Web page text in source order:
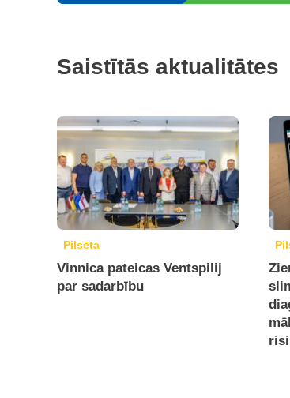
Saistītās aktualitātes
Pilsēta
Vinnica pateicas Ventspilij
par sadarbību